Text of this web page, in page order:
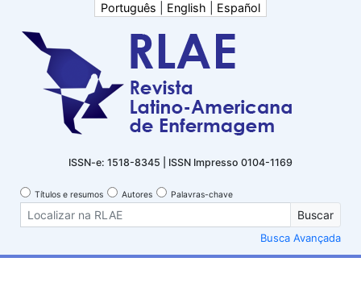
Português English Español
ISSN-e: 1518-8345 | ISSN Impresso 0104-1169
Títulos e resumos Autores Palavras-chave
Buscar
Busca Avançada